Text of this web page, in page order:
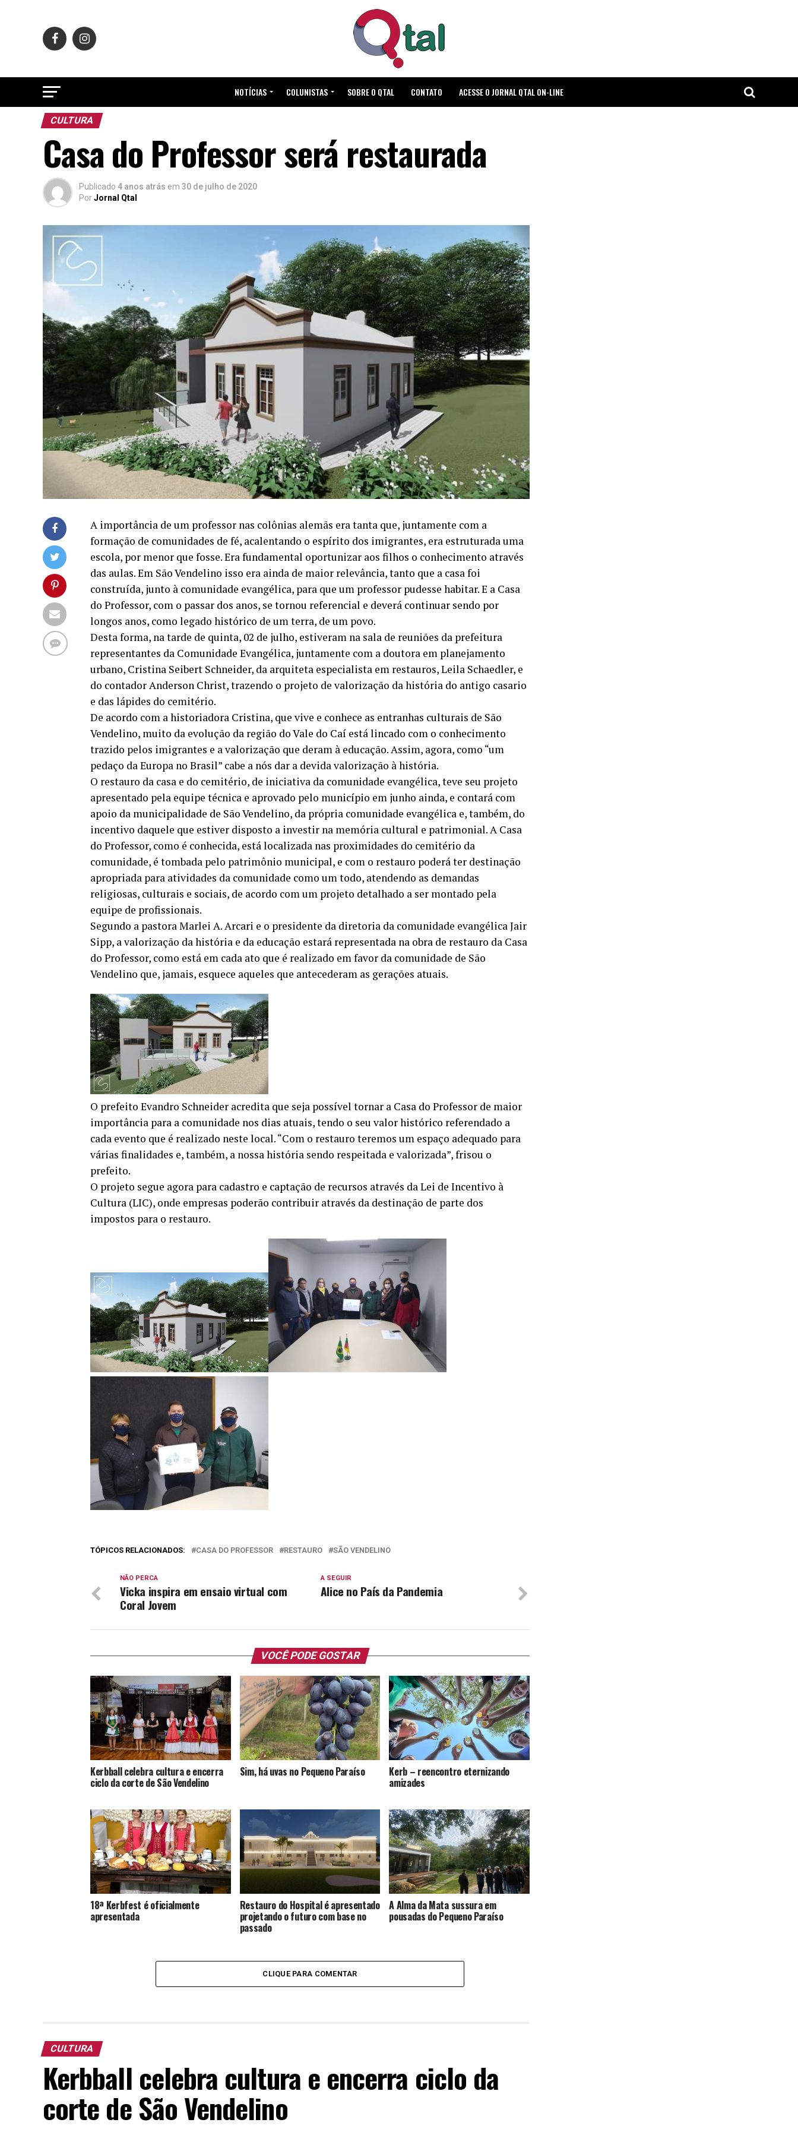
NOTÍCIAS COLUNISTAS SOBRE O QTAL CONTATO ACESSE O JORNAL QTAL ON-LINE
CULTURA
Casa do Professor será restaurada
Publicado 4 anos atrás em 30 de julho de 2020
PorJornal Qtal
A importância de um professor nas colônias alemãs era tanta que, juntamente com a
formação de comunidades de fé, acalentando o espírito dos imigrantes, era estruturada uma
escola, por menor que fosse. Era fundamental oportunizar aos filhos o conhecimento através
das aulas. Em São Vendelino isso era ainda de maior relevância, tanto que a casa foi
construída, junto à comunidade evangélica, para que um professor pudesse habitar. E a Casa
do Professor, com o passar dos anos, se tornou referencial e deverá continuar sendo por
longos anos, como legado histórico de um terra, de um povo.
Desta forma, na tarde de quinta, 02 de julho, estiveram na sala de reuniões da prefeitura
representantes da Comunidade Evangélica, juntamente com a doutora em planejamento
urbano, Cristina Seibert Schneider, da arquiteta especialista em restauros, Leila Schaedler, e
do contador Anderson Christ, trazendo o projeto de valorização da história do antigo casario
e das lápides do cemitério.
De acordo com a historiadora Cristina, que vive e conhece as entranhas culturais de São
Vendelino, muito da evolução da região do Vale do Caí está lincado com o conhecimento
trazido pelos imigrantes e a valorização que deram à educação. Assim, agora, como “um
pedaço da Europa no Brasil” cabe a nós dar a devida valorização à história.
O restauro da casa e do cemitério, de iniciativa da comunidade evangélica, teve seu projeto
apresentado pela equipe técnica e aprovado pelo município em junho ainda, e contará com
apoio da municipalidade de São Vendelino, da própria comunidade evangélica e, também, do
incentivo daquele que estiver disposto a investir na memória cultural e patrimonial. A Casa
do Professor, como é conhecida, está localizada nas proximidades do cemitério da
comunidade, é tombada pelo patrimônio municipal, e com o restauro poderá ter destinação
apropriada para atividades da comunidade como um todo, atendendo as demandas
religiosas, culturais e sociais, de acordo com um projeto detalhado a ser montado pela
equipe de profissionais.
Segundo a pastora Marlei A. Arcari e o presidente da diretoria da comunidade evangélica Jair
Sipp, a valorização da história e da educação estará representada na obra de restauro da Casa
do Professor, como está em cada ato que é realizado em favor da comunidade de São
Vendelino que, jamais, esquece aqueles que antecederam as gerações atuais.
O prefeito Evandro Schneider acredita que seja possível tornar a Casa do Professor de maior
importância para a comunidade nos dias atuais, tendo o seu valor histórico referendado a
cada evento que é realizado neste local. “Com o restauro teremos um espaço adequado para
várias finalidades e, também, a nossa história sendo respeitada e valorizada”, frisou o
prefeito.
O projeto segue agora para cadastro e captação de recursos através da Lei de Incentivo à
Cultura (LIC), onde empresas poderão contribuir através da destinação de parte dos
impostos para o restauro.
TÓPICOS RELACIONADOS: CASA DO PROFESSOR RESTAURO SÃO VENDELINO
A SEGUIR
Alice no País da Pandemia
NÃO PERCA
Vicka inspira em ensaio virtual com
Coral Jovem
VOCÊ PODE GOSTAR
Kerbball celebra cultura e encerra
ciclo da corte de São Vendelino
Sim, há uvas no Pequeno Paraíso Kerb – reencontro eternizando
amizades
18ª Kerbfest é oficialmente
apresentada
Restauro do Hospital é apresentado
projetando o futuro com base no
passado
A Alma da Mata sussura em
pousadas do Pequeno Paraíso
CLIQUE PARA COMENTAR
CULTURA
Kerbball celebra cultura e encerra ciclo da
corte de São Vendelino